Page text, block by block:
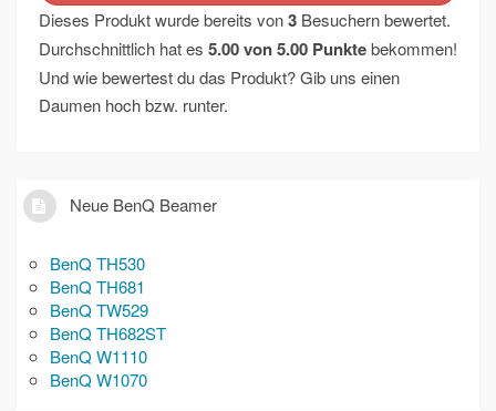
Dieses Produkt wurde bereits von3 Besuchern bewertet.
Durchschnittlich hat es 5.00von5.00 Punktebekommen!
Und wie bewertest du das Produkt? Gib uns einen
Daumen hoch bzw. runter.
Neue BenQ Beamer
BenQ TH530
BenQ TH681
BenQ TW529
BenQ TH682ST
BenQ W1110
BenQ W1070